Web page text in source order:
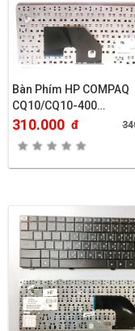
Bàn Phím HP COMPAQ
CQ10/CQ10-400…
310.000 đ